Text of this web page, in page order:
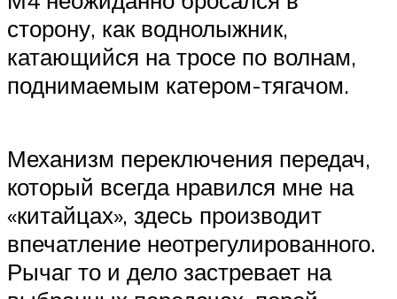
сторону, как воднолыжник,
катающийся на тросе по волнам,
поднимаемым катером-тягачом.
Механизм переключения передач,
который всегда нравился мне на
«китайцах», здесь производит
впечатление неотрегулированного.
Рычаг то и дело застревает на